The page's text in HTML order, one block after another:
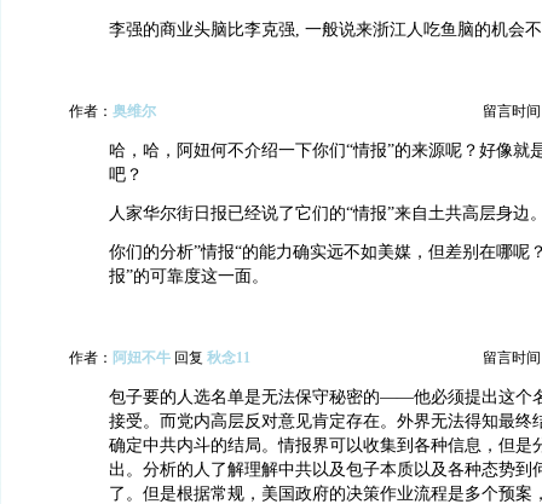
李强的商业头脑比李克强, 一般说来浙江人吃鱼脑的机会
作者： 奥维尔 留言时间
哈，哈，阿妞何不介绍一下你们“情报”的来源呢？好像就
吧？
人家华尔街日报已经说了它们的“情报”来自土共高层身边
你们的分析”情报“的能力确实远不如美媒，但差别在哪呢
报”的可靠度这一面。
作者： 阿妞不牛 回复 秋念11 留言时间
包子要的人选名单是无法保守秘密的——他必须提出这个
接受。而党内高层反对意见肯定存在。外界无法得知最终
确定中共内斗的结局。情报界可以收集到各种信息，但是
出。分析的人了解理解中共以及包子本质以及各种态势到
了。但是根据常规，美国政府的决策作业流程是多个预案